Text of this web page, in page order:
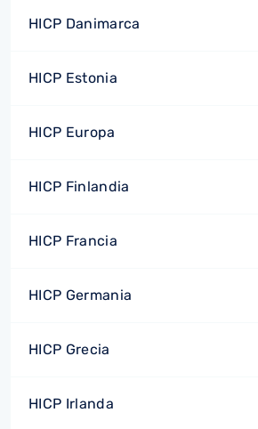
HICP Danimarca
HICP Estonia
HICP Europa
HICP Finlandia
HICP Francia
HICP Germania
HICP Grecia
HICP Irlanda